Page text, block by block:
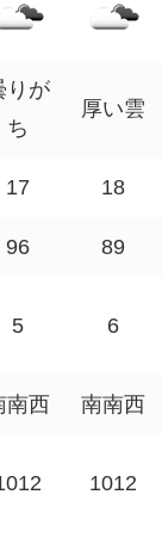
りが
ち
厚い雲
17 18
96 89
5 6
南西 南南西
1012